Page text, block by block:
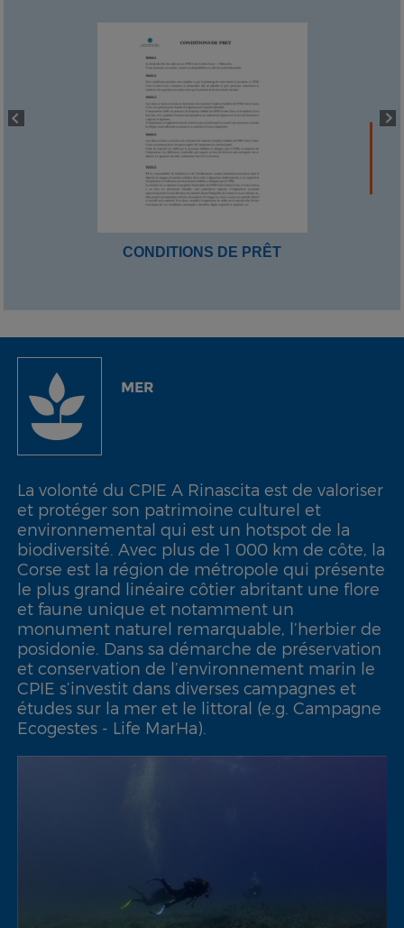
CONDITIONS DE PRÊT
MER
La volonté du CPIE A Rinascita est de valoriser
et protéger son patrimoine culturel et
environnemental qui est un hotspot de la
biodiversité. Avec plus de 1 000 km de côte, la
Corse est la région de métropole qui présente
le plus grand linéaire côtier abritant une flore
et faune unique et notamment un
monument naturel remarquable, l’herbier de
posidonie. Dans sa démarche de préservation
et conservation de l’environnement marin le
CPIE s’investit dans diverses campagnes et
études sur la mer et le littoral (e.g. Campagne
Ecogestes - Life MarHa).